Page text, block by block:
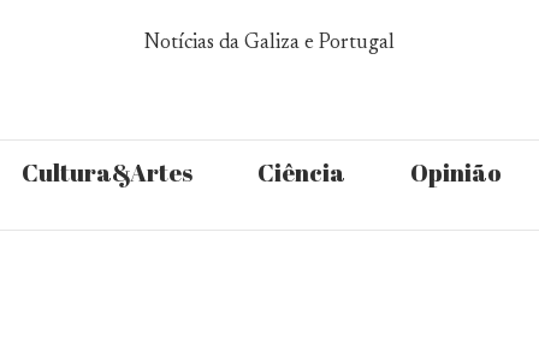
Notícias da Galiza e Portugal
Cultura&Artes Ciência Opinião